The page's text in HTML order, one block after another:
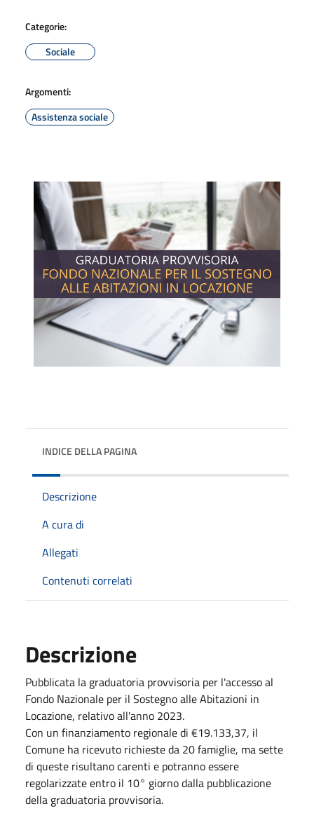
Categorie:
Sociale
Argomenti:
Assistenza sociale
INDICE DELLA PAGINA
Descrizione
A cura di
Allegati
Contenuti correlati
Descrizione
Pubblicata la graduatoria provvisoria per l'accesso al
Fondo Nazionale per il Sostegno alle Abitazioni in
Locazione, relativo all'anno 2023.
Con un finanziamento regionale di €19.133,37, il
Comune ha ricevuto richieste da 20 famiglie, ma sette
di queste risultano carenti e potranno essere
regolarizzate entro il 10° giorno dalla pubblicazione
della graduatoria provvisoria.